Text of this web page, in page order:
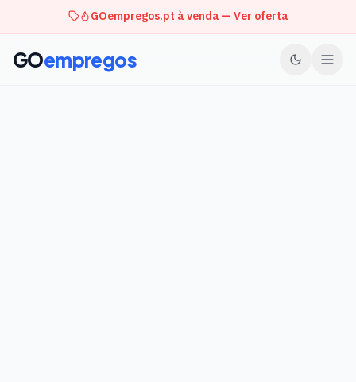
GOempregos.pt à venda — Ver oferta
GOempregos